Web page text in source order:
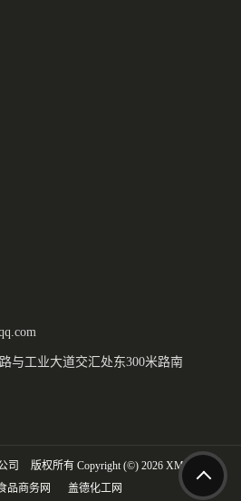
与工业大道交汇处东300米路南
司 版权所有 Copyright (©) 2026 XML
品商务网 盖德化工网